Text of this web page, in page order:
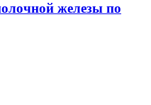
железы по